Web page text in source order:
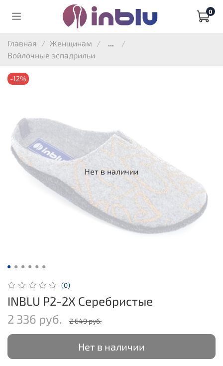
0
Главная Женщинам
...
Войлочные эспадрильи
Нет в наличии
-12%
(0)
INBLU P2-2X Серебристые
2 336 руб.
2 649 руб.
Нет в наличии